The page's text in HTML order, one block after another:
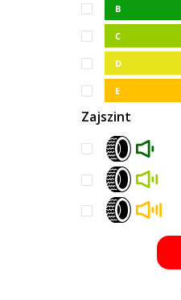
Zajszint